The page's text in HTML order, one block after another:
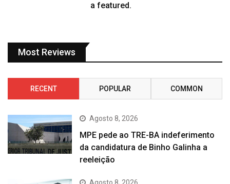
a featured.
Most Reviews
RECENT POPULAR COMMON
Agosto 8, 2026
MPE pede ao TRE-BA indeferimento
da candidatura de Binho Galinha a
reeleição